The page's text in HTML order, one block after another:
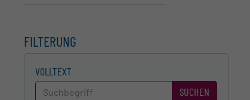
FILTERUNG
VOLLTEXT
SUCHEN